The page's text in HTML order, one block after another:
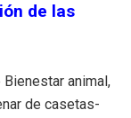
de las
animal,
de casetas-